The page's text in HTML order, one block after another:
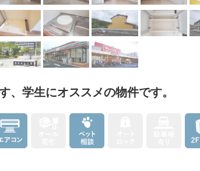
、学生にオススメの物件です。